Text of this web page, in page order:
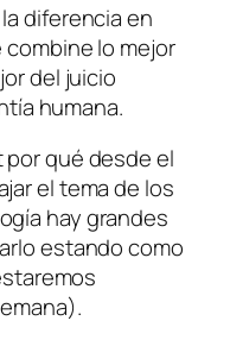
diferencia en
lo mejor
del juicio
humana.
qué desde el
el tema de los
hay grandes
estando como